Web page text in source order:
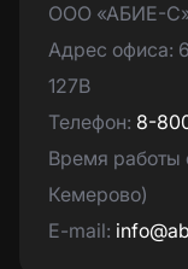
ООО «АБИЕ-
Адрес офиса:
127В
Телефон: 8-
Время работы
Кемерово)
E-mail: